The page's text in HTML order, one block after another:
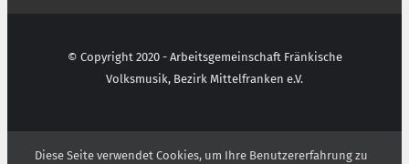
© Copyright 2020 - Arbeitsgemeinschaft Fränkische
Volksmusik, Bezirk Mittelfranken e.V.
Diese Seite verwendet Cookies, um Ihre Benutzererfahrung zu